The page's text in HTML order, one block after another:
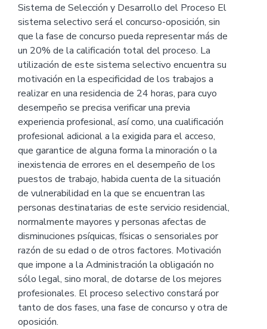
Sistema de Selección y Desarrollo del Proceso El
sistema selectivo será el concurso-oposición, sin
que la fase de concurso pueda representar más de
un 20% de la calificación total del proceso. La
utilización de este sistema selectivo encuentra su
motivación en la especificidad de los trabajos a
realizar en una residencia de 24 horas, para cuyo
desempeño se precisa verificar una previa
experiencia profesional, así como, una cualificación
profesional adicional a la exigida para el acceso,
que garantice de alguna forma la minoración o la
inexistencia de errores en el desempeño de los
puestos de trabajo, habida cuenta de la situación
de vulnerabilidad en la que se encuentran las
personas destinatarias de este servicio residencial,
normalmente mayores y personas afectas de
disminuciones psíquicas, físicas o sensoriales por
razón de su edad o de otros factores. Motivación
que impone a la Administración la obligación no
sólo legal, sino moral, de dotarse de los mejores
profesionales. El proceso selectivo constará por
tanto de dos fases, una fase de concurso y otra de
oposición.